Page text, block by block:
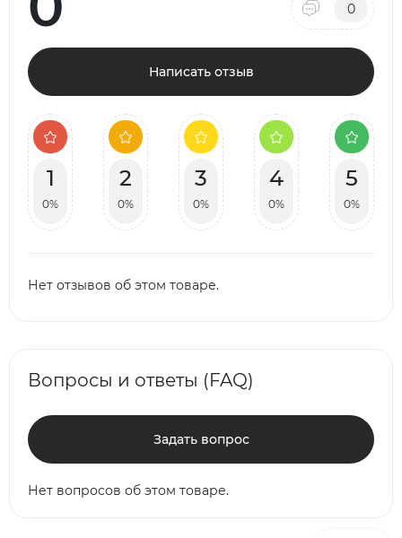
0
Написать отзыв
1
0%
2
0%
3
0%
4
0%
5
0%
Нет отзывов об этом товаре.
Вопросы и ответы (FAQ)
Задать вопрос
Нет вопросов об этом товаре.